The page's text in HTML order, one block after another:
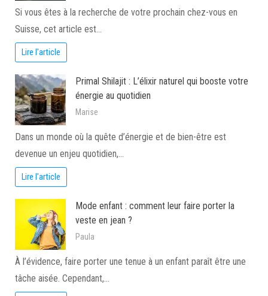
Si vous êtes à la recherche de votre prochain chez-vous en
Suisse, cet article est…
Lire l'article
Primal Shilajit : L’élixir naturel qui booste votre
énergie au quotidien
Marise
Dans un monde où la quête d’énergie et de bien-être est
devenue un enjeu quotidien,…
Lire l'article
Mode enfant : comment leur faire porter la
veste en jean ?
Paula
À l’évidence, faire porter une tenue à un enfant paraît être une
tâche aisée. Cependant,…